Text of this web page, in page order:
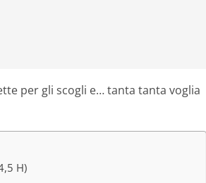
per gli scogli e… tanta tanta voglia
H)